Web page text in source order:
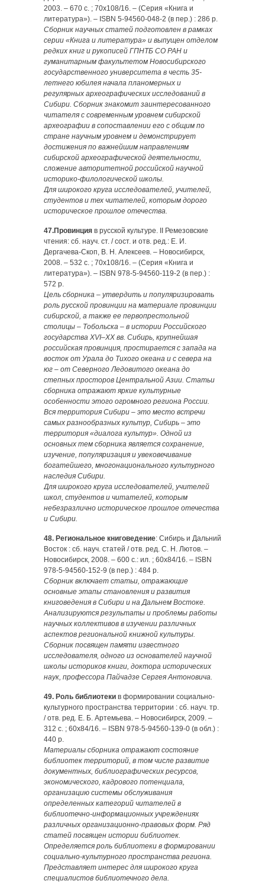
2003. – 670 с. ; 70х108/16. – (Серия «Книга и
литература»). – ISBN 5-94560-048-2 (в пер.) : 286 р.
Сборник научных статей подготовлен в рамках
серии «Книга и литература» и выпущен отделом
редких книг и рукописей ГПНТБ СО РАН и
гуманитарным факультетом Новосибирского
государственного университета в честь 35-
летнего юбилея начала планомерных и
регулярных археографических исследований в
Сибири. Сборник знакомит заинтересованного
читателя с современным уровнем сибирской
археографии в сопоставлении его с общим по
стране научным уровнем и демонстрирует
достижения по важнейшим направлениям
сибирской археографической деятельности,
сложение авторитетной российской научной
историко-филологической школы.
Для широкого круга исследователей, учителей,
студентов и тех читателей, которым дорого
историческое прошлое отечества.
47.Провинция в русской культуре. II Ремезовские
чтения: сб. науч. ст. / сост. и отв. ред.: Е. И.
Дергачева-Скоп, В. Н. Алексеев. – Новосибирск,
2008. – 532 с. ; 70х108/16. – (Серия «Книга и
литература»). – ISBN 978-5-94560-119-2 (в пер.) :
572 р.
Цель сборника – утвердить и популяризировать
роль русской провинции на материале провинции
сибирской, а также ее первопрестольной
столицы – Тобольска – в истории Российского
государства XVI–XX вв. Сибирь, крупнейшая
российская провинция, простирается с запада на
восток от Урала до Тихого океана и с севера на
юг – от Северного Ледовитого океана до
степных просторов Центральной Азии. Статьи
сборника отражают яркие культурные
особенности этого огромного региона России.
Вся территория Сибири – это место встречи
самых разнообразных культур, Сибирь – это
территория «диалога культур». Одной из
основных тем сборника является сохранение,
изучение, популяризация и увековечивание
богатейшего, многонационального культурного
наследия Сибири.
Для широкого круга исследователей, учителей
школ, студентов и читателей, которым
небезразлично историческое прошлое отечества
и Сибири.
48. Региональное книговедение: Сибирь и Дальний
Восток : сб. науч. статей / отв. ред. С. Н. Лютов. –
Новосибирск, 2008. – 600 с.: ил. ; 60х84/16. – ISBN
978-5-94560-152-9 (в пер.) : 484 р.
Сборник включает статьи, отражающие
основные этапы становления и развития
книговедения в Сибири и на Дальнем Востоке.
Анализируются результаты и проблемы работы
научных коллективов в изучении различных
аспектов региональной книжной культуры.
Сборник посвящен памяти известного
исследователя, одного из основателей научной
школы историков книги, доктора исторических
наук, профессора Пайчадзе Сергея Антоновича.
49. Роль библиотеки в формировании социально-
культурного пространства территории : сб. науч. тр.
/ отв. ред. Е. Б. Ар­темьева. – Новосибирск, 2009. –
312 с. ; 60х84/16. – ISBN 978-5-94560-139-0 (в обл.) :
440 р.
Материалы сборника отражают состояние
библиотек территорий, в том числе развитие
документных, библиографических ресурсов,
экономического, кадрового потенциала,
организацию системы обслуживания
определенных категорий читателей в
библиотечно-информационных учреждениях
различных организационно-правовых форм. Ряд
статей посвящен истории библиотек.
Определяется роль библиотеки в формировании
социально-культурного пространства региона.
Представляет интерес для широкого круга
специалистов библиотечного дела.